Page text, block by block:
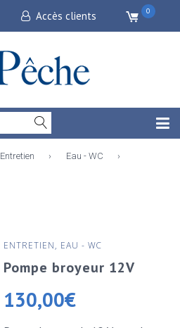
Accès clients 0
Entretien › Eau - WC ›
ENTRETIEN, EAU - WC
Pompe broyeur 12V
130,00€